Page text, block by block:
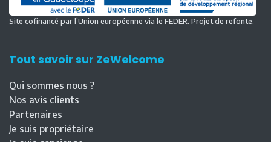
Site cofinancé par l’Union européenne via le FEDER. Projet de refonte.
Tout savoir sur ZeWelcome
Qui sommes nous ?
Nos avis clients
Partenaires
Je suis propriétaire